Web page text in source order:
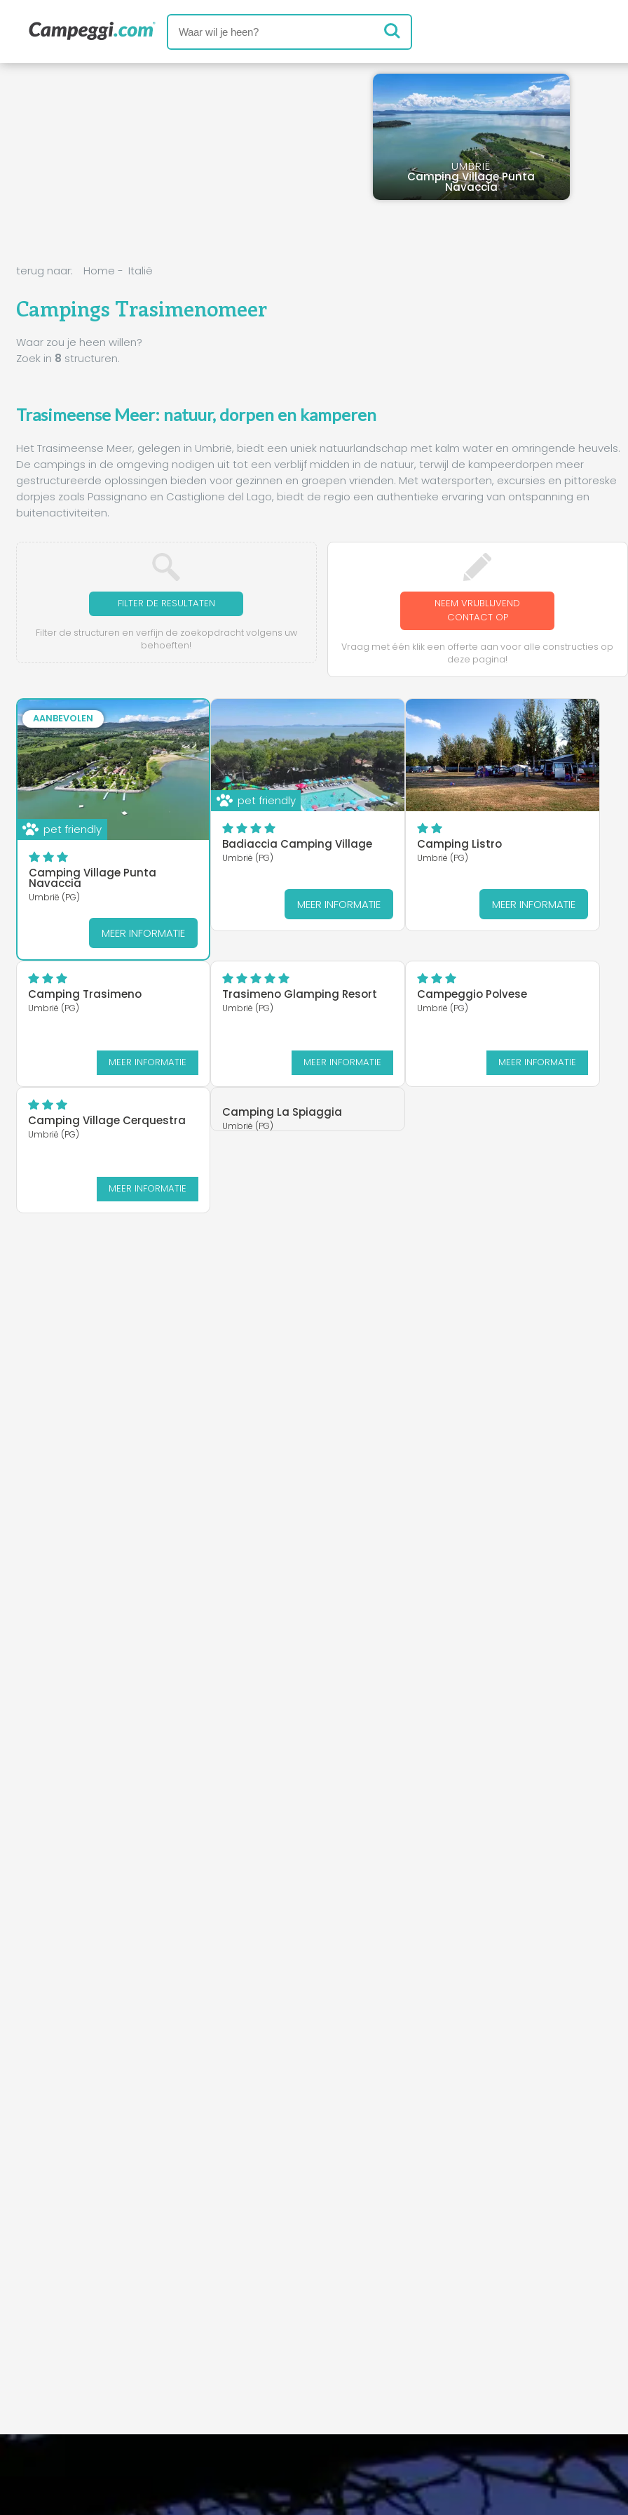
UMBRIË
Camping Village Punta
Navaccia
terug naar: Home - Italië
Campings Trasimenomeer
Waar zou je heen willen?
Zoek in 8 structuren.
Trasimeense Meer: natuur, dorpen en kamperen
Het Trasimeense Meer, gelegen in Umbrië, biedt een uniek natuurlandschap met kalm water en omringende heuvels.
De campings in de omgeving nodigen uit tot een verblijf midden in de natuur, terwijl de kampeerdorpen meer
gestructureerde oplossingen bieden voor gezinnen en groepen vrienden. Met watersporten, excursies en pittoreske
dorpjes zoals Passignano en Castiglione del Lago, biedt de regio een authentieke ervaring van ontspanning en
buitenactiviteiten.
FILTER DE RESULTATEN
Filter de structuren en verfijn de zoekopdracht volgens uw
behoeften!
NEEM VRIJBLIJVEND
CONTACT OP
Vraag met één klik een offerte aan voor alle constructies op
deze pagina!
AANBEVOLEN
pet friendly
Camping Village Punta
Navaccia
Umbrië (PG)
MEER INFORMATIE
pet friendly
Badiaccia Camping Village
Umbrië (PG)
MEER INFORMATIE
Camping Listro
Umbrië (PG)
MEER INFORMATIE
Camping Trasimeno
Umbrië (PG)
MEER INFORMATIE
Trasimeno Glamping Resort
Umbrië (PG)
MEER INFORMATIE
Campeggio Polvese
Umbrië (PG)
MEER INFORMATIE
Camping Village Cerquestra
Umbrië (PG)
MEER INFORMATIE
Camping La Spiaggia
Umbrië (PG)